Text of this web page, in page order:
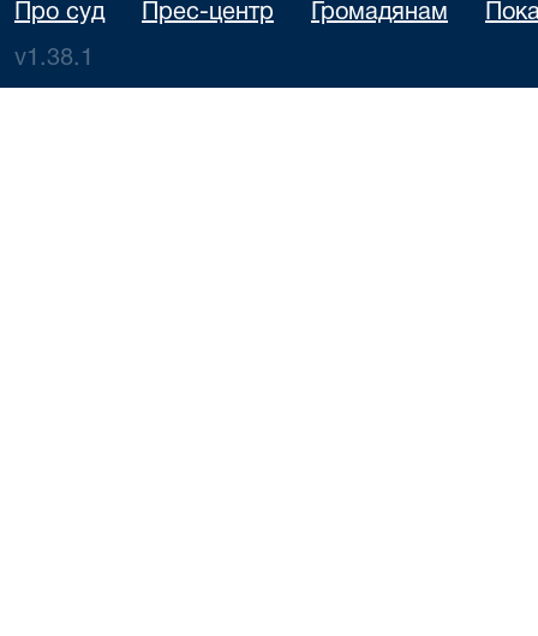
Про суд Прес-центр Громадянам
v1.38.1